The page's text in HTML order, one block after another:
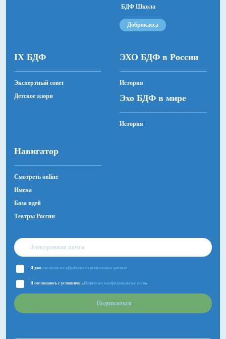
Показать прошедшие
БДФ Школа
Доброкасса
IX БДФ
Экспертный совет
Детское жюри
ЭХО БДФ в России
История
Эхо БДФ в мире
История
Навигатор
Смотреть online
Имена
База идей
Театры России
Я даю согласие на обработку персональных данных
Я соглашаюсь с условиями « Политики конфиденциальности»
Подписаться